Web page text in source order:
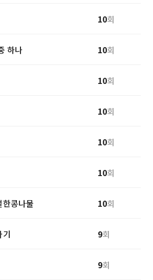
10회
하나 10회
10회
10회
10회
10회
한콩나물 10회
기 9회
9회